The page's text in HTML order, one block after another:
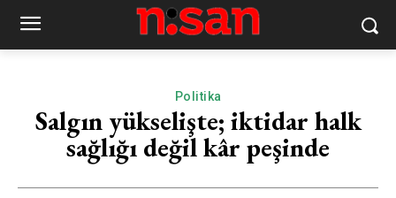
Politika
Salgın yükselişte; iktidar halk
sağlığı değil kâr peşinde